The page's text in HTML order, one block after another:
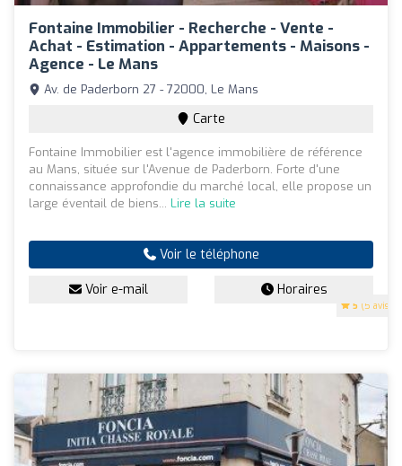
Fontaine Immobilier - Recherche - Vente -
Achat - Estimation - Appartements - Maisons -
Agence - Le Mans
5 (5 avis)
Av. de Paderborn 27 - 72000, Le Mans
Carte
Fontaine Immobilier est l'agence immobilière de référence
au Mans, située sur l'Avenue de Paderborn. Forte d'une
connaissance approfondie du marché local, elle propose un
large éventail de biens... Lire la suite
Voir le téléphone
Voir e-mail Horaires